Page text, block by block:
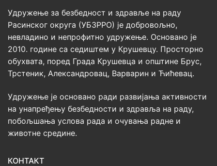
Удружење за безбедност и здравље на раду
Расинског округа (УБЗРРО) је добровољно,
невладино и непрофитно удружење. Основано је
2010. године са седиштем у Крушевцу. Просторно
обухвата, поред Града Крушевца и општине Брус,
Трстеник, Александровац, Варварин и Ћићевац.
Удружење је основано ради развијања активности
на унапређењу безбедности и здравља на раду,
побољшања услова рада и очувања радне и
животне средине.
КОНТАКТ